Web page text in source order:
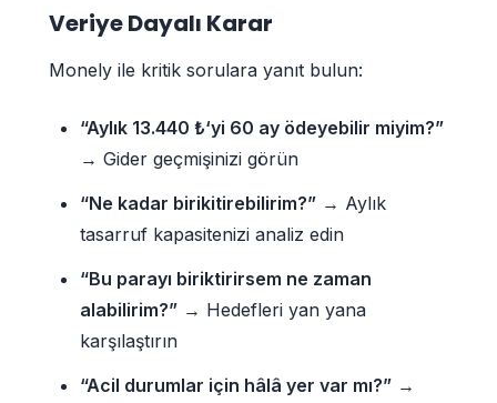
Veriye Dayalı Karar
Monely ile kritik sorulara yanıt bulun:
“Aylık 13.440 ₺‘yi 60 ay ödeyebilir miyim?”
→ Gider geçmişinizi görün
“Ne kadar birikitirebilirim?” → Aylık
tasarruf kapasitenizi analiz edin
“Bu parayı biriktirirsem ne zaman
alabilirim?” → Hedefleri yan yana
karşılaştırın
“Acil durumlar için hâlâ yer var mı?” →